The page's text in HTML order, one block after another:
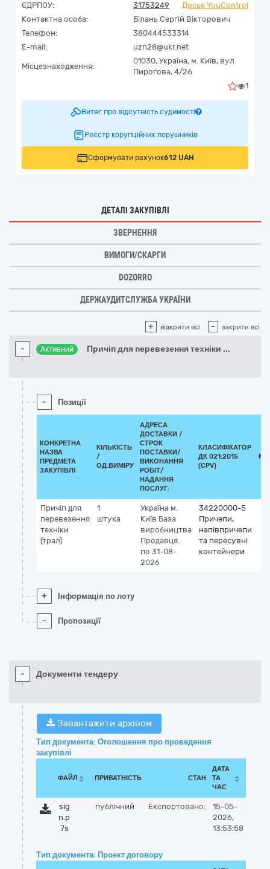
ЄДРПОУ:
31753249
Досьє YouControl
Контактна особа:
Білань Сергій Вікторович
Телефон:
380444533314
E-mail:
uzn28@ukr.net
Місцезнаходження:
01030, Україна, м. Київ, вул.
Пирогова, 4/26
1
Витяг про відсутність судимості
Реєстр корупційних порушників
Сформувати рахунок612 UAH
ДЕТАЛІ ЗАКУПІВЛІ
ЗВЕРНЕННЯ
ВИМОГИ/СКАРГИ
DOZORRO
ДЕРЖАУДИТСЛУЖБА УКРАЇНИ
+ відкрити всі - закрити всі
- Активний Причіп для перевезення техніки ...
- Позиції
КОНКРЕТНА
НАЗВА
ПРЕДМЕТА
ЗАКУПІВЛІ
КІЛЬКІСТЬ
/
ОД.ВИМІРУ
АДРЕСА
ДОСТАВКИ /
СТРОК
ПОСТАВКИ/
ВИКОНАННЯ
РОБІТ/
НАДАННЯ
ПОСЛУГ:
КЛАСИФІКАТОР
ДК 021:2015
(CPV)
Причіп для
перевезення
техніки
(трал)
1
штука
Україна м.
Київ База
виробництва
Продавця.
по 31-08-
2026
34220000-5
Причепи,
напівпричепи
та пересувні
контейнери
+ Інформація по лоту
- Пропозиції
- Документи тендеру
Завантажити архівом
Тип документа: Оголошення про проведення
закупівлі
ФАЙЛ ПРИВАТНІСТЬ СТАН
ДАТА
ТА
ЧАС
sig
n.p
7s
публічний Експортовано:
15-05-
2026,
13:53:58
Тип документа: Проект договору